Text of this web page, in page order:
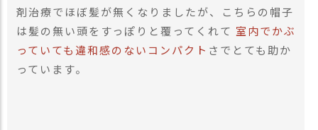
剤治療でほぼ髪が無くなりましたが、こちらの帽子
は髪の無い頭をすっぽりと覆ってくれて 室内でかぶ
っていても違和感のないコンパクト さでとても助か
っています。